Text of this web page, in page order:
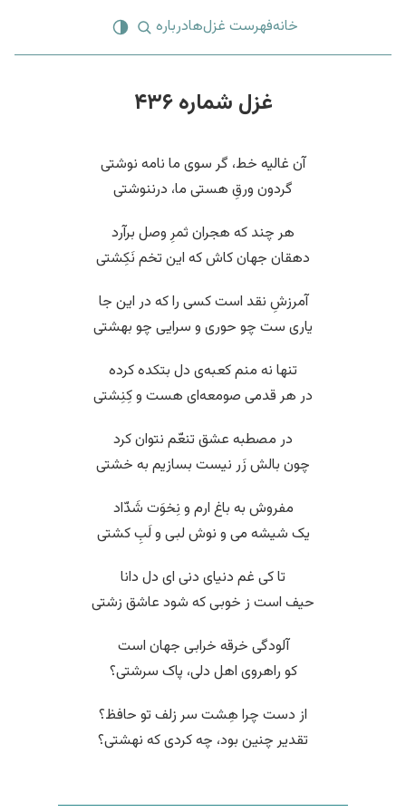
خانهفهرست غزل‌هادرباره
غزل شماره ۴۳۶
آن غالیه خط، گر سوی ما نامه نوشتی
گردون ورقِ هستی ما، درننوشتی
هر چند که هجران ثمرِ وصل برآرد
دهقان جهان کاش که این تخم نَکِشتی
آمرزشِ نقد است کسی را که در این جا
یاری ست چو حوری و سرایی چو بهشتی
تنها نه منم کعبه‌ی دل بتکده کرده
در هر قدمی صومعه‌ای هست و کِنِشتی
در مصطبه عشق تنعّم نتوان کرد
چون بالش زَر نیست بسازیم به خشتی
مفروش به باغ ارم و نِخوَت شَدّاد
یک شیشه می و نوش لبی و لَبِ کشتی
تا کی غم دنیای دنی ای دل دانا
حیف است ز خوبی که شود عاشق زشتی
آلودگی خرقه خرابی جهان است
کو راهروی اهل دلی، پاک سرشتی؟
از دست چرا هِشت سر زلف تو حافظ؟
تقدیر چنین بود، چه کردی که نهشتی؟